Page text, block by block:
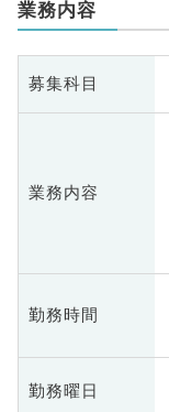
業務内容
募集科目
業務内容
勤務時間
勤務曜日